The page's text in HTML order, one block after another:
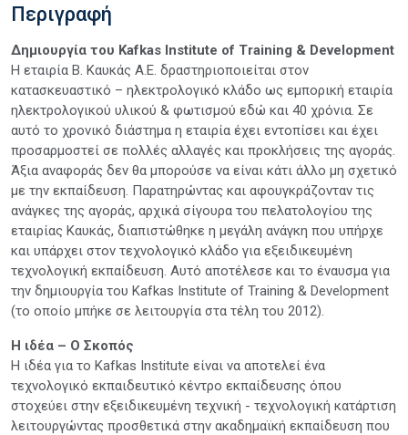
Περιγραφή
Δημιουργία του Kafkas Institute of Training & Development
Η εταιρία Β. Καυκάς Α.Ε. δραστηριοποιείται στον
κατασκευαστικό – ηλεκτρολογικό κλάδο ως εμπορική εταιρία
ηλεκτρολογικού υλικού & φωτισμού εδώ και 40 χρόνια. Σε
αυτό το χρονικό διάστημα η εταιρία έχει εντοπίσει και έχει
προσαρμοστεί σε πολλές αλλαγές και προκλήσεις της αγοράς.
Άξια αναφοράς δεν θα μπορούσε να είναι κάτι άλλο μη σχετικό
με την εκπαίδευση. Παρατηρώντας και αφουγκράζονταν τις
ανάγκες της αγοράς, αρχικά σίγουρα του πελατολογίου της
εταιρίας Καυκάς, διαπιστώθηκε η μεγάλη ανάγκη που υπήρχε
και υπάρχει στον τεχνολογικό κλάδο για εξειδικευμένη
τεχνολογική εκπαίδευση. Αυτό αποτέλεσε και το έναυσμα για
την δημιουργία του Kafkas Institute of Training & Development
(το οποίο μπήκε σε λειτουργία στα τέλη του 2012).
Η ιδέα – Ο Σκοπός
Η ιδέα για το Kafkas Institute είναι να αποτελεί ένα
τεχνολογικό εκπαιδευτικό κέντρο εκπαίδευσης όπου
στοχεύει στην εξειδικευμένη τεχνική - τεχνολογική κατάρτιση
λειτουργώντας προσθετικά στην ακαδημαϊκή εκπαίδευση που